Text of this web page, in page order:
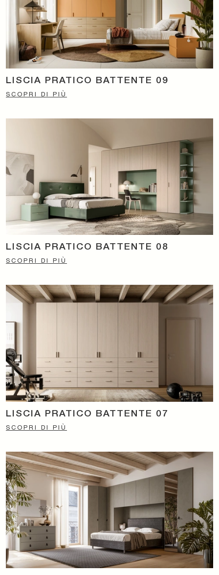
LISCIA PRATICO BATTENTE 09
SCOPRI DI PIÙ
LISCIA PRATICO BATTENTE 08
SCOPRI DI PIÙ
LISCIA PRATICO BATTENTE 07
SCOPRI DI PIÙ